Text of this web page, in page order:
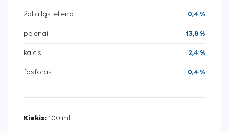
žalia ląsteliena 0,4 %
pelenai 13,8 %
kalcis 2,4 %
fosforas 0,4 %
Kiekis: 100 ml